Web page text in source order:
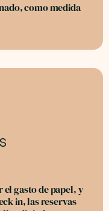
como medida
el gasto de papel, y
in, las reservas